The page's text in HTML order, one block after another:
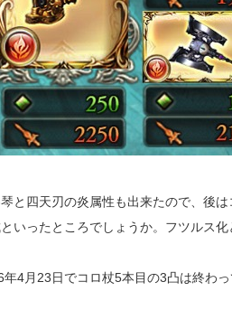
と四天刃の炎属性も出来たので、後
いったところでしょうか。フツルス
年4月23日でコロ杖5本目の3凸は終わ